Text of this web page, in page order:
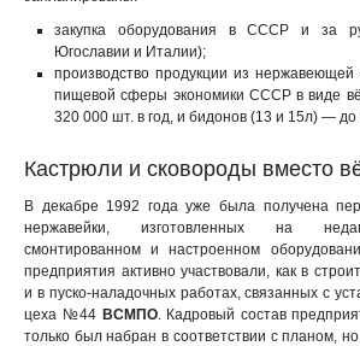
закупка оборудования в СССР и за
Югославии и Италии);
производство продукции из нержавеющей
пищевой сферы экономики СССР в виде
320 000 шт. в год, и бидонов (13 и 15л) — до
Кастрюли и сковороды вместо
В декабре 1992 года уже была получена
нержавейки, изготовленных на
смонтированном и настроенном
предприятия активно участвовали, как в
и в пуско-наладочных работах, связанных с
цеха №44 ВСМПО. Кадровый состав
только был набран в соответствии с планом, но